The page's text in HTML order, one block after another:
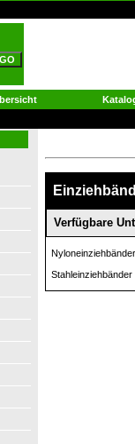
Verfügbare
Nyloneinziehbänder
Stahleinziehbänder